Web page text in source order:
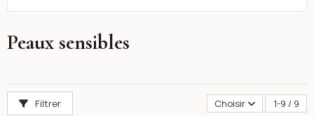
Peaux sensibles
Filtrer Choisir 1-9 / 9